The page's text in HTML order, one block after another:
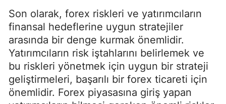
Son olarak, forex riskleri ve yatırımcıların
finansal hedeflerine uygun stratejiler
arasında bir denge kurmak önemlidir.
Yatırımcıların risk iştahlarını belirlemek ve
bu riskleri yönetmek için uygun bir strateji
geliştirmeleri, başarılı bir forex ticareti için
önemlidir. Forex piyasasına giriş yapan